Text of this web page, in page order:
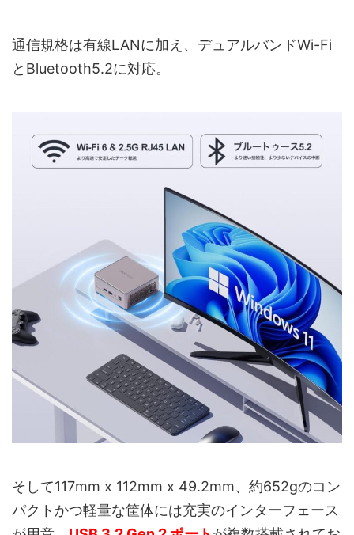
通信規格は有線LANに加え、デュアルバンドWi-Fi
とBluetooth5.2に対応。
そして117mm x 112mm x 49.2mm、約652gのコン
パクトかつ軽量な筐体には充実のインターフェース